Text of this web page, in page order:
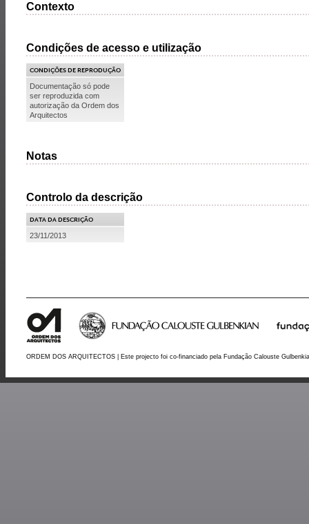
Contexto
Condições de acesso e utilização
CONDIÇÕES DE REPRODUÇÃO
Documentação só pode
ser reproduzida com
autorização da Ordem dos
Arquitectos
Notas
Controlo da descrição
DATA DA DESCRIÇÃO
23/11/2013
ORDEM DOS ARQUITECTOS | Este projecto foi co-financiado pela Fundação Calouste